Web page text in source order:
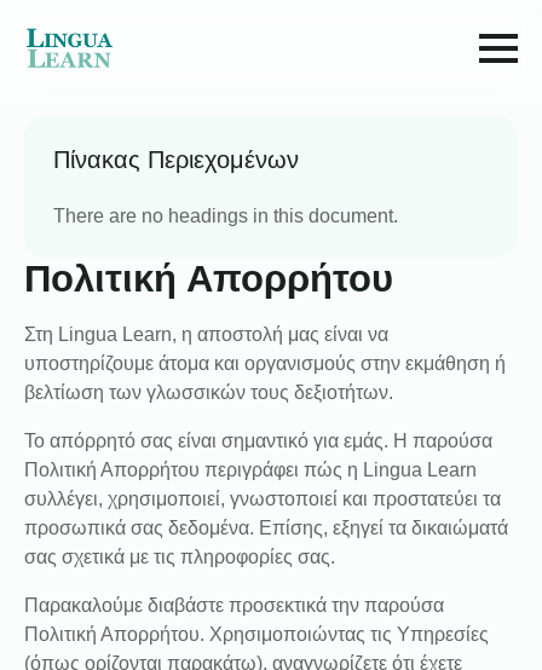
Πίνακας Περιεχομένων
There are no headings in this document.
Πολιτική Απορρήτου
Στη Lingua Learn, η αποστολή μας είναι να
υποστηρίζουμε άτομα και οργανισμούς στην εκμάθηση ή
βελτίωση των γλωσσικών τους δεξιοτήτων.
Το απόρρητό σας είναι σημαντικό για εμάς. Η παρούσα
Πολιτική Απορρήτου περιγράφει πώς η Lingua Learn
συλλέγει, χρησιμοποιεί, γνωστοποιεί και προστατεύει τα
προσωπικά σας δεδομένα. Επίσης, εξηγεί τα δικαιώματά
σας σχετικά με τις πληροφορίες σας.
Παρακαλούμε διαβάστε προσεκτικά την παρούσα
Πολιτική Απορρήτου. Χρησιμοποιώντας τις Υπηρεσίες
(όπως ορίζονται παρακάτω), αναγνωρίζετε ότι έχετε